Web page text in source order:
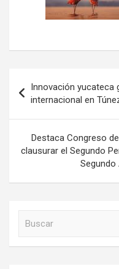
de
entradas
Innovación yucateca
internacional en
Destaca Congreso
clausurar el Segundo